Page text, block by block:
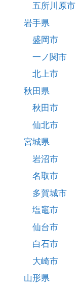
五所川原市
岩手県
盛岡市
一ノ関市
北上市
秋田県
秋田市
仙北市
宮城県
岩沼市
名取市
多賀城市
塩竈市
仙台市
白石市
大崎市
山形県